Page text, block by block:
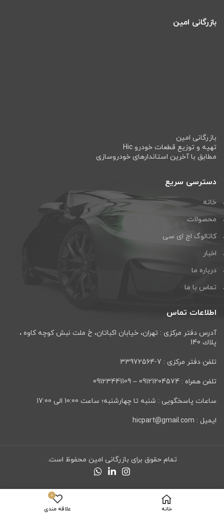
بازرگانی امین
بازرگانی امین
تهیه و توزیع قطعات خودرو Hic
مطابق با آخرین استاندارهای خودروسازی
دسترسی سریع
خانه
محصولات
کاتالوگ اچ ای سی
اخبار
درباره ما
تماس با ما
اطلاعات تماس
آدرس دفتر مرکزی : تهران، خيابان اكباتان، خ ملت نبش كوچه كاوه ،
پلاك 140
تلفن دفتر مرکزی : 7-33972564
تلفن همراه : 09121204574 – 09123441109
ساعات پاسخگویی : شنبه تا چهارشنبه؛ ساعت 10:00 الی 17:00
ایمیل : hicpart@gmail.com
تمام حقوق برای بازرگانی امین محفوظ است.
خانه
0
علاقه مندی